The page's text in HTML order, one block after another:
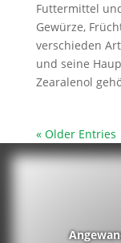
Futtermittel
Gewürze,
verschieden
und seine
Zearalenol
« Older Entries